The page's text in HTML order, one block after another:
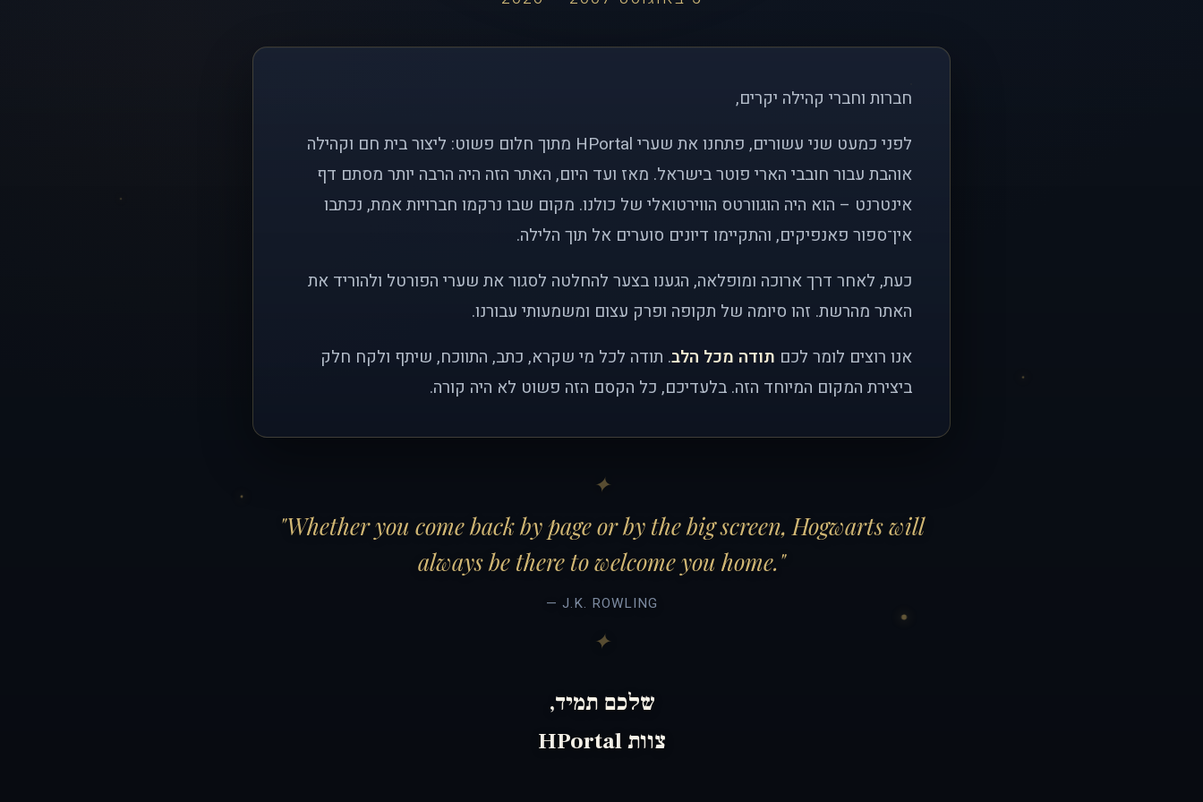
חברות וחברי קהילה יקרים,
לפני כמעט שני עשורים, פתחנו את שערי HPortal מתוך חלום פשוט: ליצור בית חם וקהילה
אוהבת עבור חובבי הארי פוטר בישראל. מאז ועד היום, האתר הזה היה הרבה יותר מסתם דף
אינטרנט – הוא היה הוגוורטס הווירטואלי של כולנו. מקום שבו נרקמו חברויות אמת, נכתבו
אין־ספור פאנפיקים, והתקיימו דיונים סוערים אל תוך הלילה.
כעת, לאחר דרך ארוכה ומופלאה, הגענו בצער להחלטה לסגור את שערי הפורטל ולהוריד את
האתר מהרשת. זהו סיומה של תקופה ופרק עצום ומשמעותי עבורנו.
אנו רוצים לומר לכם תודה מכל הלב. תודה לכל מי שקרא, כתב, התווכח, שיתף ולקח חלק
ביצירת המקום המיוחד הזה. בלעדיכם, כל הקסם הזה פשוט לא היה קורה.
"Whether you come back by page or by the big screen, Hogwarts will
always be there to welcome you home."
— J.K. ROWLING
שלכם תמיד,
צוות HPortal